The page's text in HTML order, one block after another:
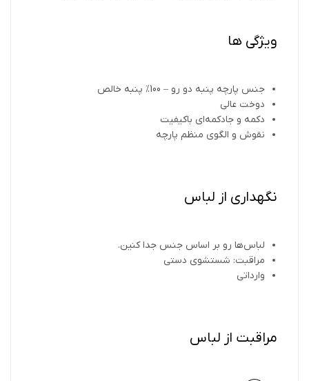
ویژگی ها
جنس پارچه پنبه دو رو – 100% پنبه خالص
دوخت عالی
دکمه و جادکمه‌ای باکیفیت
نقوش و الگوی منظم پارچه
نگهداری از لباس
لباس‌ها رو بر اساس جنس جدا کنین.
مراقبت: شستشوی دستی
وارداتی
مراقبت از لباس